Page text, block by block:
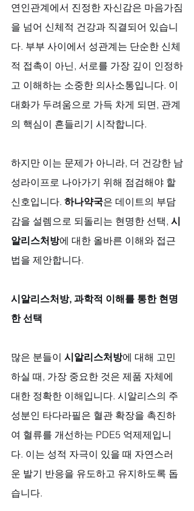
연인관계에서 진정한 자신감은 마음가짐
을 넘어 신체적 건강과 직결되어 있습니
다. 부부 사이에서 성관계는 단순한 신체
적 접촉이 아닌, 서로를 가장 깊이 인정하
고 이해하는 소중한 의사소통입니다. 이
대화가 두려움으로 가득 차게 되면, 관계
의 핵심이 흔들리기 시작합니다.
하지만 이는 문제가 아니라, 더 건강한 남
성라이프로 나아가기 위해 점검해야 할
신호입니다. 하나약국은 데이트의 부담
감을 설렘으로 되돌리는 현명한 선택, 시
알리스처방에 대한 올바른 이해와 접근
법을 제안합니다.
시알리스처방, 과학적 이해를 통한 현명
한 선택
많은 분들이 시알리스처방에 대해 고민
하실 때, 가장 중요한 것은 제품 자체에
대한 정확한 이해입니다. 시알리스의 주
성분인 타다라필은 혈관 확장을 촉진하
여 혈류를 개선하는 PDE5 억제제입니
다. 이는 성적 자극이 있을 때 자연스러
운 발기 반응을 유도하고 유지하도록 돕
습니다.